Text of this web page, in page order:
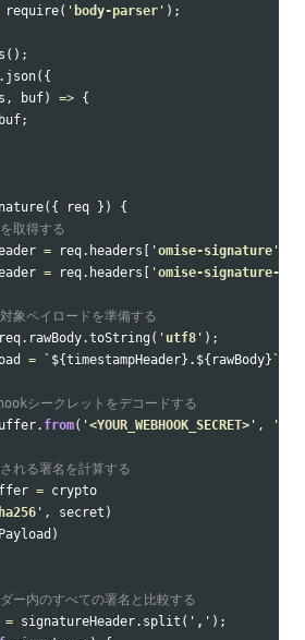
require( ' body-parser ' );
();
. json({
, buf) => {
buf;
({ req })
{
取得する
= req. headers ' omise-signature '
= req. headers ' omise-signature-
ペイロードを準備する
req. rawBody.toString ( ' utf8 ' );
= ` ${timestampHeader} . ${ rawBody} `
シークレットをデコードする
. from( ' <YOUR_WEBHOOK_SECRET> ' , '
る署名を計算する
= crypto
' , secret )
)
内のすべての署名と比較する
= signatureHeader. split ( ' , ' );